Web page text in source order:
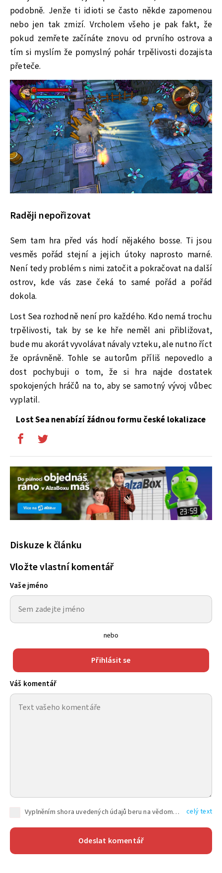
podobně. Jenže ti idioti se často někde zapomenou
nebo jen tak zmizí. Vrcholem všeho je pak fakt, že
pokud zemřete začínáte znovu od prvního ostrova a
tím si myslím že pomyslný pohár trpělivosti dozajista
přeteče.
Raději nepořizovat
Sem tam hra před vás hodí nějakého bosse. Ti jsou
vesměs pořád stejní a jejich útoky naprosto marné.
Není tedy problém s nimi zatočit a pokračovat na další
ostrov, kde vás zase čeká to samé pořád a pořád
dokola.
Lost Sea rozhodně není pro každého. Kdo nemá trochu
trpělivosti, tak by se ke hře neměl ani přibližovat,
bude mu akorát vyvolávat návaly vzteku, ale nutno říct
že oprávněně. Tohle se autorům příliš nepovedlo a
dost pochybuji o tom, že si hra najde dostatek
spokojených hráčů na to, aby se samotný vývoj vůbec
vyplatil.
Lost Sea nenabízí žádnou formu české lokalizace
Diskuze k článku
Vložte vlastní komentář
Vaše jméno
nebo
Přihlásit se
Váš komentář
Vyplněním shora uvedených údajů beru na vědomí, že společnost TEXT FACTORY s.r.o., sídlem Brno, Durďákova 336/29, Černá Pole, PSČ: 613 00, IČ: 06157831, zapsané u Krajského soudu v Brně, oddíl C, vložka 100399, bude zpracovávat mé osobní údaje uvedené v rámci mnou vyplněného registračního formuláře na základě oprávněných zájmů TEXT FACTORY s.r.o. dle čl. 6 odst. 1 písm. f) GDPR a pro splnění právních povinností (čl. 6 odst. 1 písm. c) GDPR), a to pro tyto účely: nezbytnost zajistit oprávnění návštěvníka webových stránek provozovaných společností TEXT FACTORY s.r.o. přispívat aktivně ke zveřejněným článkům nebo v rámci diskusních fór a výkon práv TEXT FACTORY s.r.o. jako administrátora těchto diskusních fór. Více informací o zpracování osobních údajů a právech lze nalézt v celý text